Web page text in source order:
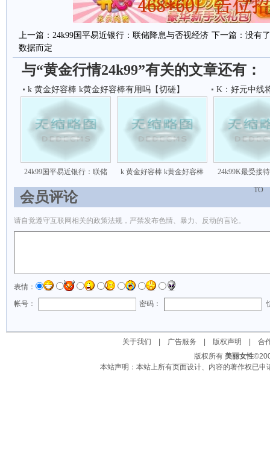
上一篇： 24k99国平易近银行：联储降息与否视经济
数据而定
下一篇：没有了
与“黄金行情24k99”有关的文章还有：
k 黄金好容棒 k黄金好容棒有用吗【切磋】 K：好元中线
24k99国平易近银行：联储 k 黄金好容棒 k黄金好容棒 24k99K最受接
TO
会员评论
请自觉遵守互联网相关的政策法规，严禁发布色情、暴力、反动的言论。
表情：
帐号：
密码：
关于我们 广告服务 版权声明
合
版权所有 美丽女性
本站声明：本站上所有页面设计、内容的著作权已